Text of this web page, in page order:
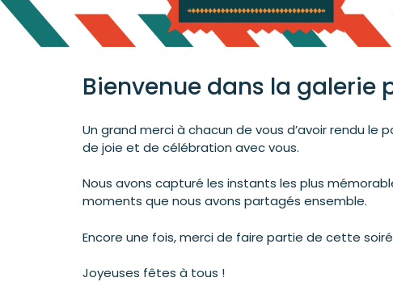
Bienvenue dans la galerie
Un grand merci à chacun de vous d’avoir rendu
de joie et de célébration avec vous.
Nous avons capturé les instants les plus
moments que nous avons partagés ensemble.
Encore une fois, merci de faire partie de cette
Joyeuses fêtes à tous !